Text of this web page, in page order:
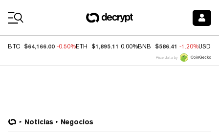
BTC $64,166.00 -0.50%ETH $1,895.11 0.00%BNB $586.41 -1.20%USDC
Price data by
Noticias Negocios